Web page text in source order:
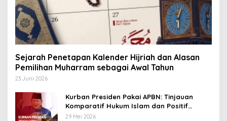
Sejarah Penetapan Kalender Hijriah dan Alasan
Pemilihan Muharram sebagai Awal Tahun
23 Juni 2026
Kurban Presiden Pakai APBN: Tinjauan
Komparatif Hukum Islam dan Positif
Negara
29 Mei 2026